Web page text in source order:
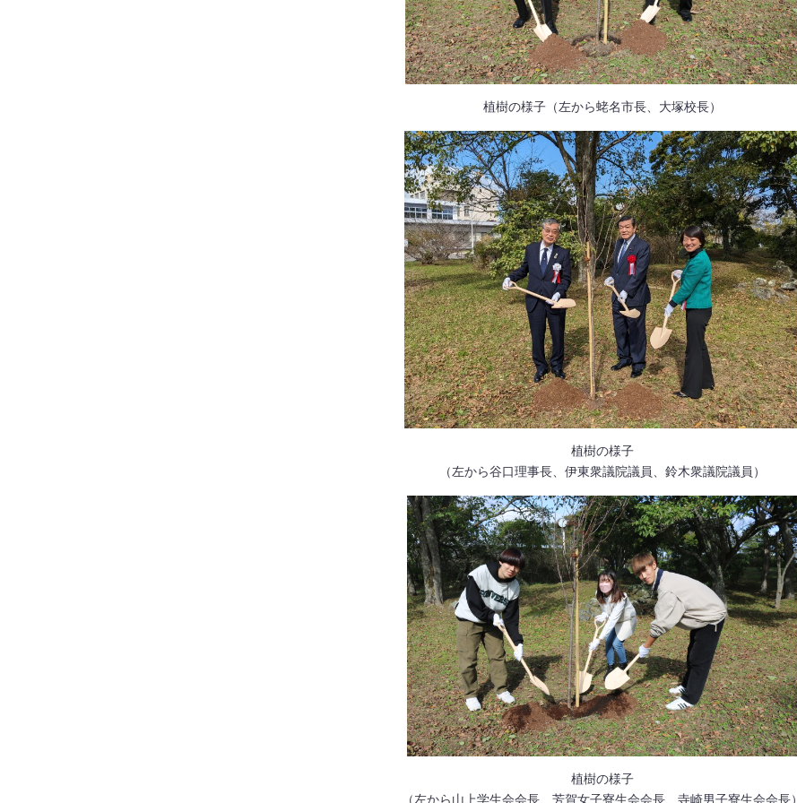
植樹の様子（左から蛯名市長、大塚校長）
植樹の様子
（左から谷口理事長、伊東衆議院議員、鈴木衆議院議員）
植樹の様子
（左から山上学生会会長、芳賀女子寮生会会長、寺崎男子寮生会会長）